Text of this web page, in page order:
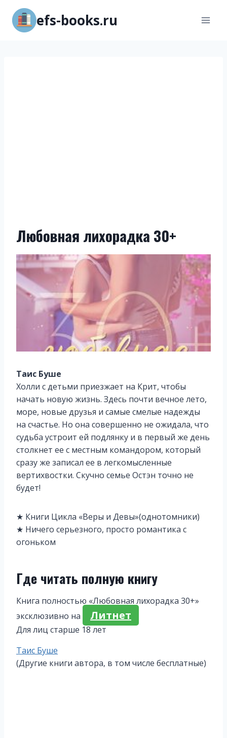
Перейти
содержимому
efs-books.ru
Любовная лихорадка 30+
Таис Буше
Холли с детьми приезжает на Крит, чтобы
начать новую жизнь. Здесь почти вечное лето,
море, новые друзья и самые смелые надежды
на счастье. Но она совершенно не ожидала, что
судьба устроит ей подлянку и в первый же день
столкнет ее с местным командором, который
сразу же записал ее в легкомысленные
вертихвостки. Скучно семье Остэн точно не
будет!
★ Книги Цикла «Веры и Девы»(однотомники)
★ Ничего серьезного, просто романтика с
огоньком
Где читать полную книгу
Книга полностью «Любовная лихорадка 30+»
эксклюзивно на
Литнет
Для лиц старше 18 лет
Метки
записи:
Таис Буше
(Другие книги автора, в том числе бесплатные)